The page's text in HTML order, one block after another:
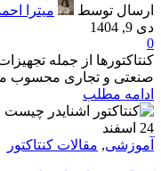
ارسال توسط
میترا
دی 9, 1404
0
کنتاکتورها از جمله
صنعتی و تجاری محسوب
ادامه مطلب
24 اسفند
آموزشی, مقالات کنتاکتور